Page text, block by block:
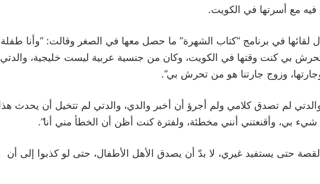
مع أسرتها في الكويت.
لقائها في برنامج “كتاب الشهرة” ما حصل معها في الصغر وقالت: “وأنا طفلة
تم التحرش بي كنت وقتها في الكويت، وكان من جنسية عربية ليست خليجية، والدتي
وزوج جارتنا هو من تحرش بي”.
لم تصدق كلامي ولم أجرؤ أن أخبر والدي، والدتي لم تتخيل أن يحدث هذا
بي، وأقنعتني أنني مخطئة، ولفترة كنت أظن أن الخطأ مني أنا”.
حتى يستفيد غيري، لا بدّ أن يصدق الأهل الأطفال، حتى لو كذبوا إلى أن